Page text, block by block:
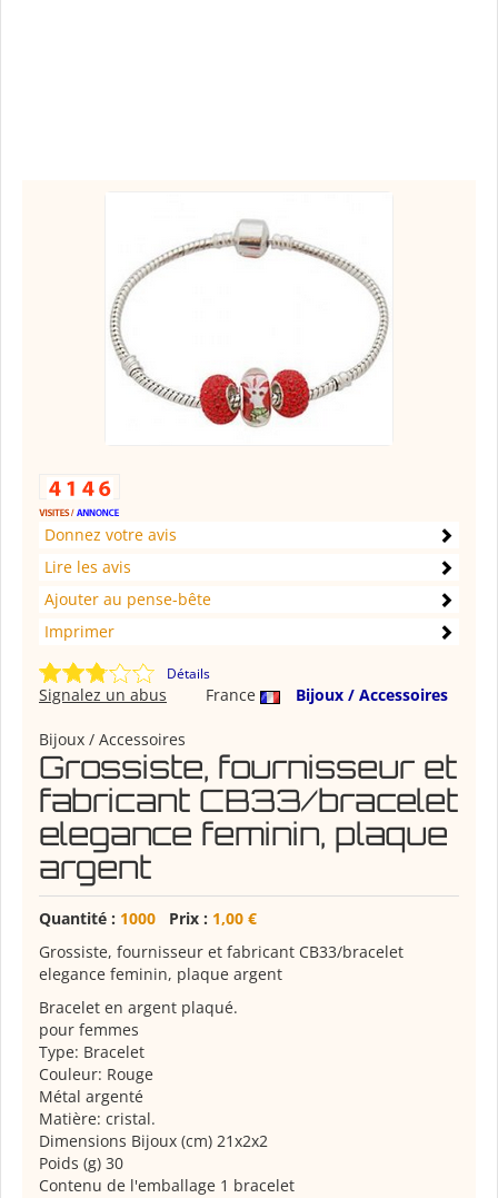
Donnez votre avis
Lire les avis
Ajouter au pense-bête
Imprimer
Détails
France Bijoux / Accessoires
Signalez un abus
Bijoux / Accessoires
Grossiste, fournisseur et
fabricant CB33/bracelet
elegance feminin, plaque
argent
Quantité : 1000 Prix : 1,00 €
Grossiste, fournisseur et fabricant CB33/bracelet
elegance feminin, plaque argent
Bracelet en argent plaqué.
pour femmes
Type: Bracelet
Couleur: Rouge
Métal argenté
Matière: cristal.
Dimensions Bijoux (cm) 21x2x2
Poids (g) 30
Contenu de l'emballage 1 bracelet